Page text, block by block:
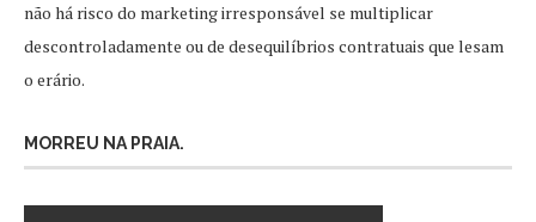
não há risco do marketing irresponsável se multiplicar
descontroladamente ou de desequilíbrios contratuais que lesam
o erário.
MORREU NA PRAIA.